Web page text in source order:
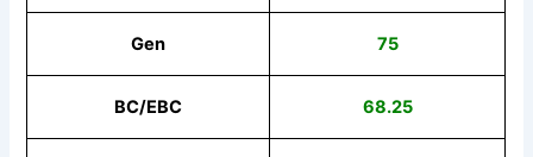
Gen 75
BC/EBC 68.25